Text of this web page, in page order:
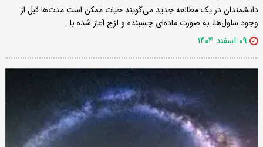
دانشمندان در یک مطالعه جدید می‌گویند حیات ممکن است مدت‌ها قبل از
وجود سلول‌ها، به صورت ماده‌ای چسبنده و لزج آغاز شده با…
۰۹ اسفند ۱۴۰۴